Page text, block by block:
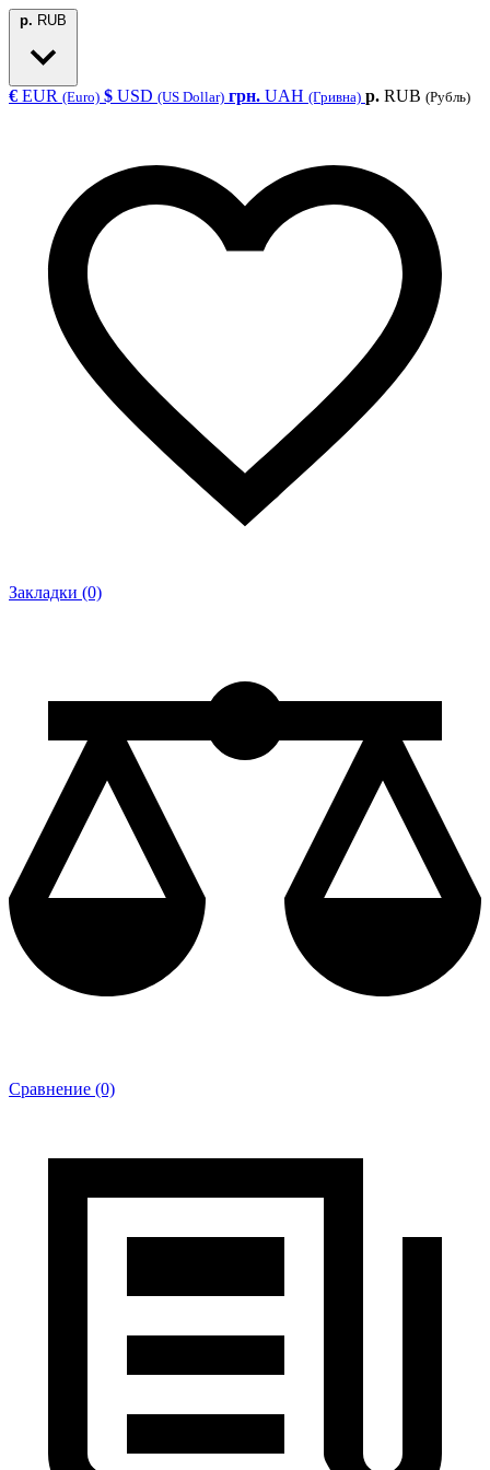
р. RUB
€ EUR (Euro) $ USD (US Dollar) грн. UAH (Гривна) р. RUB (Рубль)
Закладки (0)
Сравнение (0)